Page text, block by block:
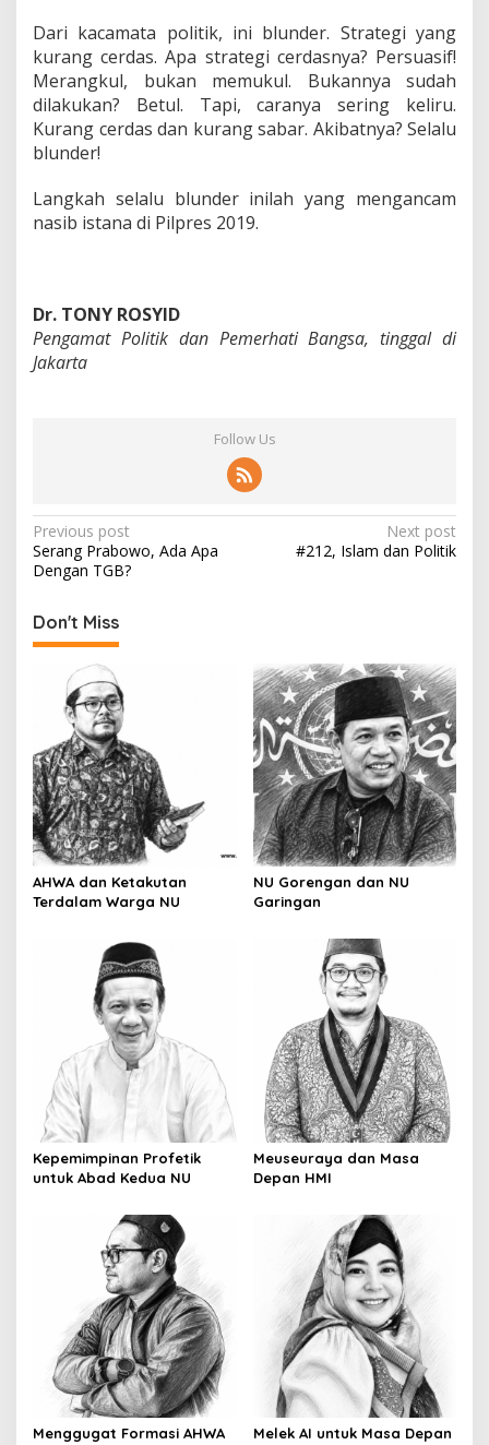
Dari kacamata politik, ini blunder. Strategi yang
kurang cerdas. Apa strategi cerdasnya? Persuasif!
Merangkul, bukan memukul. Bukannya sudah
dilakukan? Betul. Tapi, caranya sering keliru.
Kurang cerdas dan kurang sabar. Akibatnya? Selalu
blunder!
Langkah selalu blunder inilah yang mengancam
nasib istana di Pilpres 2019.
Dr. TONY ROSYID
Pengamat Politik dan Pemerhati Bangsa, tinggal di
Jakarta
Follow Us
P
o
t
n
i
g
a
t
i
o
Previous post
Serang Prabowo, Ada Apa
Dengan TGB?
Next post
#212, Islam dan Politik
Don't Miss
AHWA dan Ketakutan
Terdalam Warga NU
NU Gorengan dan NU
Garingan
Kepemimpinan Profetik
untuk Abad Kedua NU
Meuseuraya dan Masa
Depan HMI
Menggugat Formasi AHWA
Melek AI untuk Masa Depan